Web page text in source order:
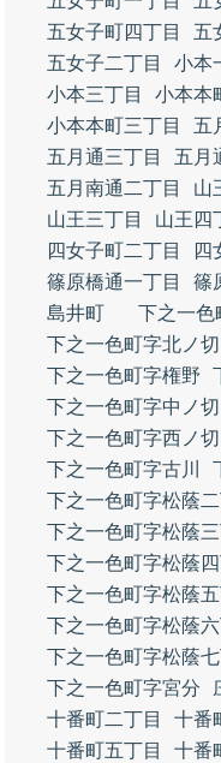
五女子町四丁目
五
五女子二丁目
小本
小本三丁目
小本本
小本本町三丁目
五
五月通三丁目
五月
五月南通二丁目
山
山王三丁目
山王四
四女子町二丁目
四
篠原橋通一丁目
篠
島井町
下之一色
下之一色町字北ノ切
下之一色町字権野
下之一色町字中ノ切
下之一色町字西ノ切
下之一色町字古川
下之一色町字松蔭二
下之一色町字松蔭三
下之一色町字松蔭四
下之一色町字松蔭五
下之一色町字松蔭六
下之一色町字松蔭七
下之一色町字宮分
十番町二丁目
十番
十番町五丁目
十番